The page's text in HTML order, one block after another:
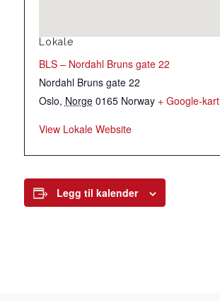
Lokale
BLS – Nordahl Bruns gate 22
Nordahl Bruns gate 22
Oslo, Norge 0165 Norway + Google-kart
View Lokale Website
Legg til kalender